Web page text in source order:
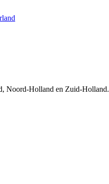
Noord-Holland en Zuid-Holland.